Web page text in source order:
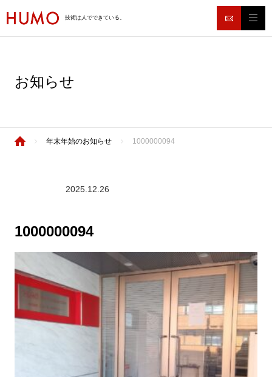
技術は人でできている。
お知らせ
年末年始のお知らせ 1000000094
2025.12.26
1000000094